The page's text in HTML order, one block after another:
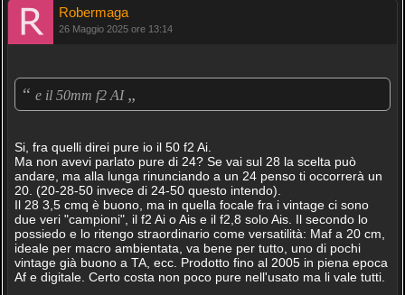
Robermaga
26 Maggio 2025 ore 13:14
“ e il 50mm f2 AI „
Si, fra quelli direi pure io il 50 f2 Ai.
Ma non avevi parlato pure di 24? Se vai sul 28 la scelta può
andare, ma alla lunga rinunciando a un 24 penso ti occorrerà un
20. (20-28-50 invece di 24-50 questo intendo).
Il 28 3,5 cmq è buono, ma in quella focale fra i vintage ci sono
due veri "campioni", il f2 Ai o Ais e il f2,8 solo Ais. Il secondo lo
possiedo e lo ritengo straordinario come versatilità: Maf a 20 cm,
ideale per macro ambientata, va bene per tutto, uno di pochi
vintage già buono a TA, ecc. Prodotto fino al 2005 in piena epoca
Af e digitale. Certo costa non poco pure nell'usato ma li vale tutti.